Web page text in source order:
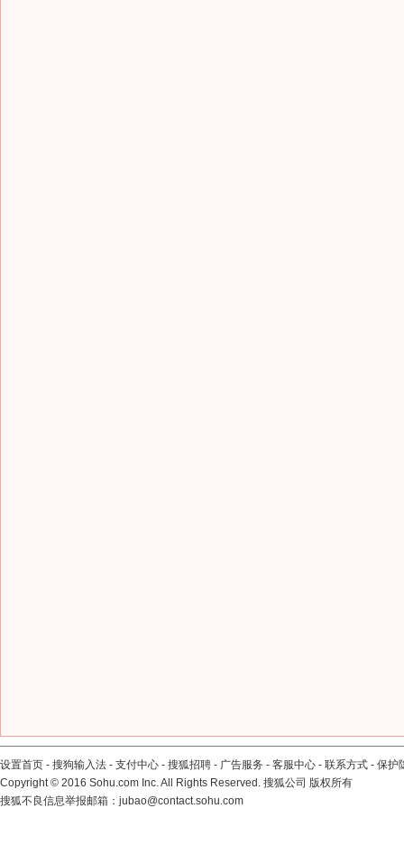
设置首页 - 搜狗输入法 - 支付中心 - 搜狐招聘 - 广告服务 - 客服中心 - 联系方式 - 保护
Copyright© 2016 Sohu.com Inc. All Rights Reserved. 搜狐公司 版权所有
搜狐不良信息举报邮箱： jubao@contact.sohu.com